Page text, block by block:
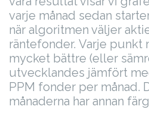
varje månad sedan
när algoritmen väljer
räntefonder. Varje punkt
mycket bättre (eller
utvecklandes jämfört
PPM fonder per månad.
månaderna har annan